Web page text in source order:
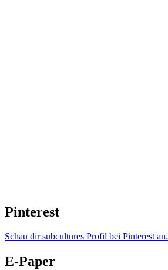
Pinterest
Schau dir subcultures Profil bei Pinterest an.
E-Paper